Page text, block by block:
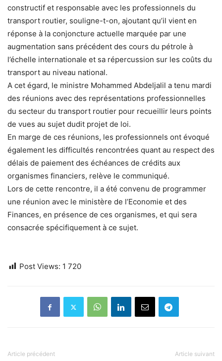
constructif et responsable avec les professionnels du
transport routier, souligne-t-on, ajoutant qu’il vient en
réponse à la conjoncture actuelle marquée par une
augmentation sans précédent des cours du pétrole à
l’échelle internationale et sa répercussion sur les coûts du
transport au niveau national.
A cet égard, le ministre Mohammed Abdeljalil a tenu mardi
des réunions avec des représentations professionnelles
du secteur du transport routier pour recueillir leurs points
de vues au sujet dudit projet de loi.
En marge de ces réunions, les professionnels ont évoqué
également les difficultés rencontrées quant au respect des
délais de paiement des échéances de crédits aux
organismes financiers, relève le communiqué.
Lors de cette rencontre, il a été convenu de programmer
une réunion avec le ministère de l’Economie et des
Finances, en présence de ces organismes, et qui sera
consacrée spécifiquement à ce sujet.
Post Views: 1 720
Article précédent Article suivant